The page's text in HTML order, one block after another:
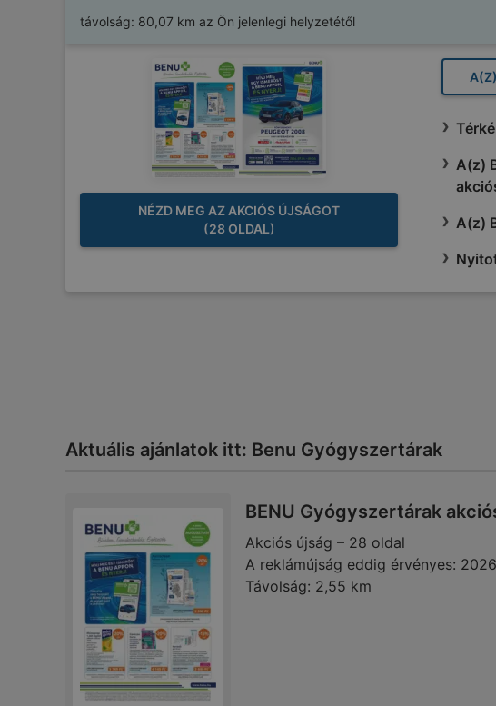
távolság: 80,07 km az Ön jelenlegi helyzetétől
NÉZD MEG AZ AKCIÓS ÚJSÁGOT
(28 OLDAL)
A(z)
A(z)
Aktuális ajánlatok itt: Benu Gyógyszertárak
BENU Gyógyszertárak
Akciós újság – 28 oldal
A reklámújság eddig érvényes:
Távolság: 2,55 km